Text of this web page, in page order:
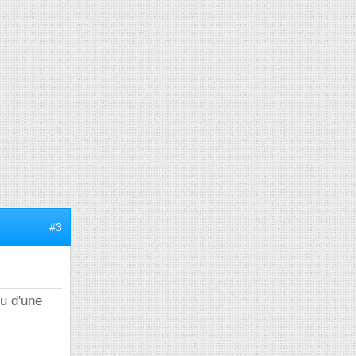
#3
d'une